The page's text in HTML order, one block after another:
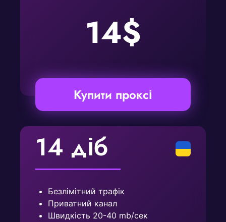
14$
Купити проксі
14 діб
Безлімітний трафік
Приватний канал
Швидкість 20-40 mb/сек